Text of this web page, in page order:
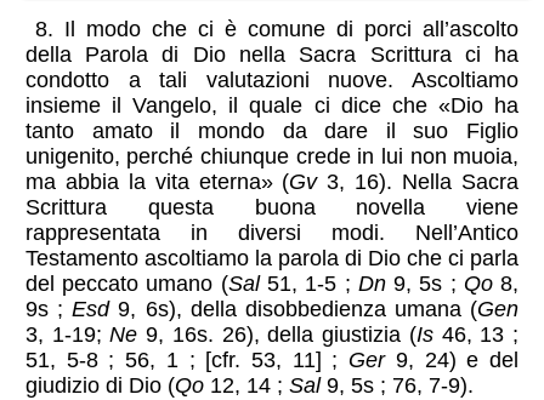
8. Il modo che ci è comune di porci all’ascolto
della Parola di Dio nella Sacra Scrittura ci ha
condotto a tali valutazioni nuove. Ascoltiamo
insieme il Vangelo, il quale ci dice che «Dio ha
tanto amato il mondo da dare il suo Figlio
unigenito, perché chiunque crede in lui non muoia,
ma abbia la vita eterna» (Gv3, 16). Nella Sacra
Scrittura questa buona novella viene
rappresentata in diversi modi. Nell’Antico
Testamento ascoltiamo la parola di Dio che ci parla
del peccato umano (Sal51, 1-5 ; Dn9, 5s ; Qo8,
9s ;Esd9, 6s), della disobbedienza umana (Gen
3, 1-19;Ne 9, 16s. 26), della giustizia (Is46, 13 ;
51, 5-8 ; 56, 1 ; [cfr. 53, 11] ; Ger9, 24) e del
giudizio di Dio (Qo12, 14 ; Sal9, 5s ; 76, 7-9).